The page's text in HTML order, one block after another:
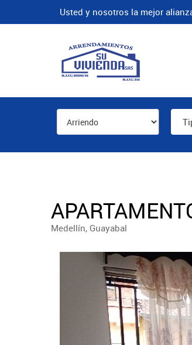
Usted y nosotros la mejor
Medellín, Guayabal